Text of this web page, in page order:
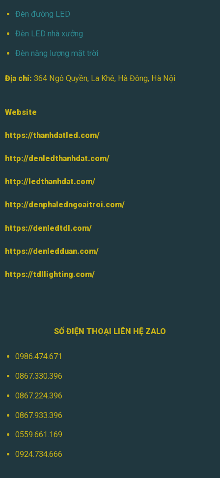
Đèn đường LED
Đèn LED nhà xưởng
Đèn năng lượng mặt trời
Địa chỉ: 364 Ngô Quyền, La Khê, Hà Đông, Hà Nội
Website
https://thanhdatled.com/
http://denledthanhdat.com/
http://ledthanhdat.com/
http://denphaledngoaitroi.com/
https://denledtdl.com/
https://denledduan.com/
https://tdllighting.com/
SỐ ĐIỆN THOẠI LIÊN HỆ ZALO
0986.474.671
0867.330.396
0867.224.396
0867.933.396
0559.661.169
0924.734.666